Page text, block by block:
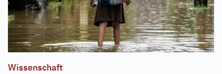
Wissenschaft